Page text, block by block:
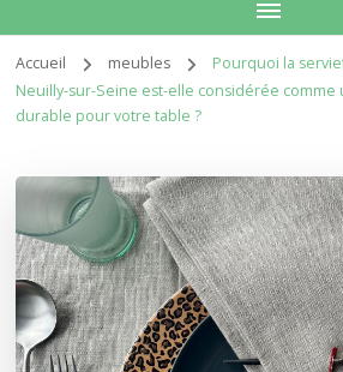
Accueil meubles
Pourquoi la
Neuilly-sur-Seine est-elle considérée
durable pour votre table ?